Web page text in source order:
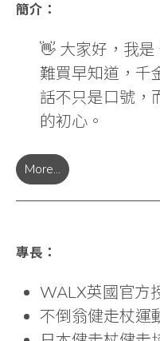
簡介：
👋 大家好，我
難買早知道，千
話不只是口號，
的初心。
🌿 我的特色
健走杖可以進行
🎶💃
🌈 我的信念
健走不只是「走
More...
專長：
WALX英國官方
不倒翁健走杖運